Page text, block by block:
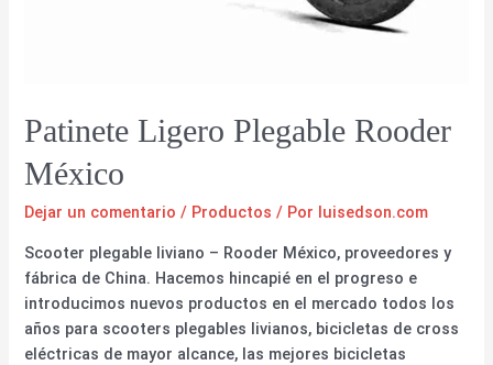
Patinete Ligero Plegable Rooder
México
Dejar un comentario / Productos / Por luisedson.com
Scooter plegable liviano – Rooder México, proveedores y
fábrica de China. Hacemos hincapié en el progreso e
introducimos nuevos productos en el mercado todos los
años para scooters plegables livianos, bicicletas de cross
eléctricas de mayor alcance, las mejores bicicletas